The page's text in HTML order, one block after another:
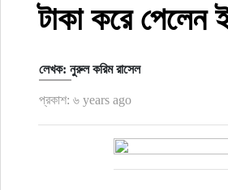
টাকা করে পেলেন
লেখক: নুরুল করিম রাসেল
প্রকাশ: ৬ years ago